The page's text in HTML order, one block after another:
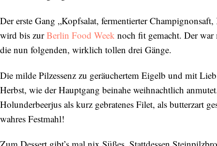
Der erste Gang „Kopfsalat, fermentierter
wird bis zurBerlin Food Week noch fit gemacht. Der
die nun folgenden, wirklich tollen drei Gänge.
Die milde Pilzessenz zu geräuchertem Eigelb und mit
Herbst, wie der Hauptgang beinahe weihnachtlich
Holunderbeerjus als kurz gebratenes Filet, als butterzart
wahres Festmahl!